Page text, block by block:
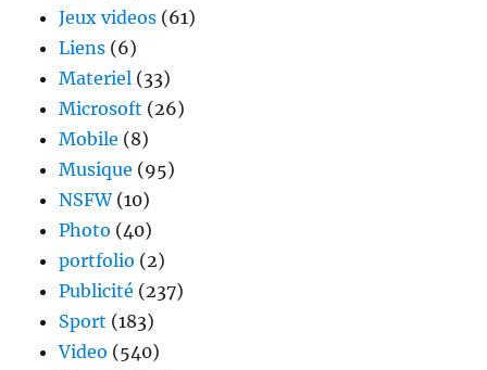
Jeux videos (61)
Liens (6)
Materiel (33)
Microsoft (26)
Mobile (8)
Musique (95)
NSFW(10)
Photo (40)
portfolio (2)
Publicité (237)
Sport (183)
Video (540)